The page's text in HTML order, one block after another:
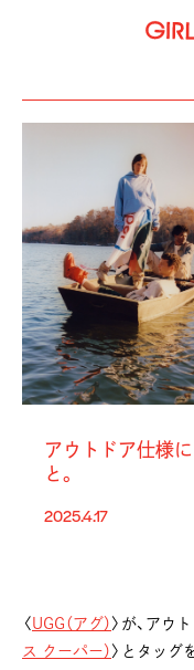
アウトドア仕様
と。
2025.4.17
〈 UGG（アグ） 〉が、アウ
ス クーパー） 〉とタッグ